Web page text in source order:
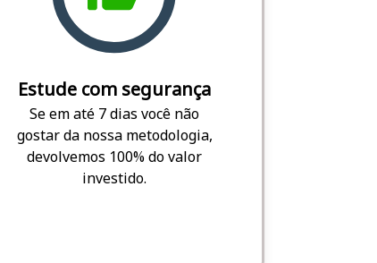
Estude com segurança
Se em até 7 dias você não
gostar da nossa metodologia,
devolvemos 100% do valor
investido.